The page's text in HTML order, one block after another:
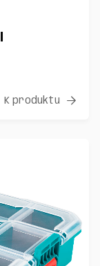
K produktu 